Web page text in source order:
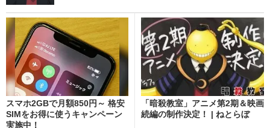
スマホ2GBで月額850円～ 格安
SIMをお得に使うキャンペーン
実施中！
「暗殺教室」アニメ第2期＆映画
続編の制作決定！ | ねとらぼ